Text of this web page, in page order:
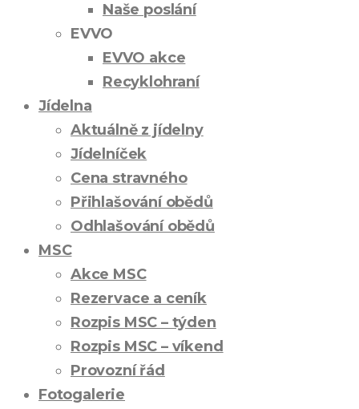
Naše poslání
EVVO
EVVO akce
Recyklohraní
Jídelna
Aktuálně z jídelny
Jídelníček
Cena stravného
Přihlašování obědů
Odhlašování obědů
MSC
Akce MSC
Rezervace a ceník
Rozpis MSC – týden
Rozpis MSC – víkend
Provozní řád
Fotogalerie